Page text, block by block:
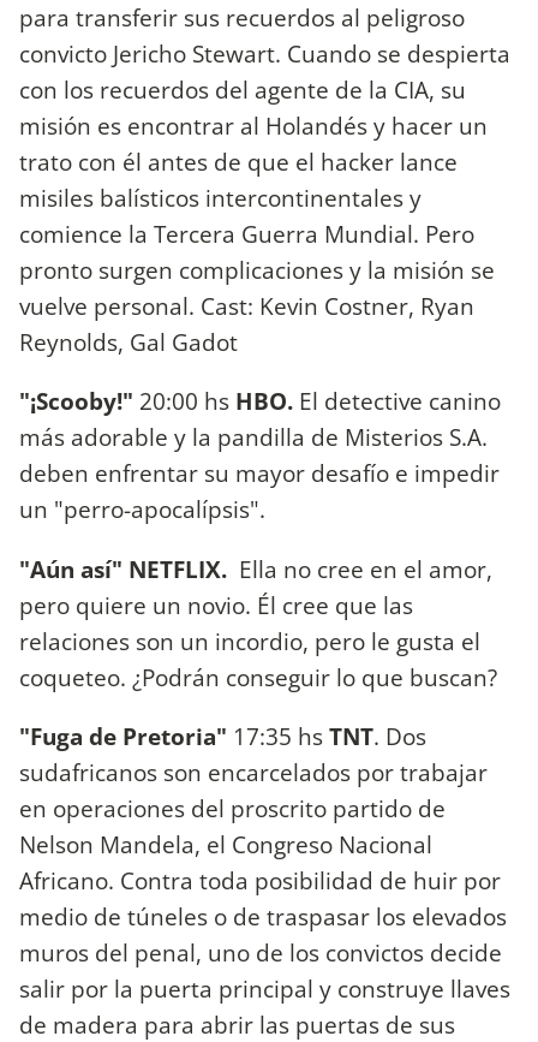
para transferir sus recuerdos al peligroso
convicto Jericho Stewart. Cuando se despierta
con los recuerdos del agente de la CIA, su
misión es encontrar al Holandés y hacer un
trato con él antes de que el hacker lance
misiles balísticos intercontinentales y
comience la Tercera Guerra Mundial. Pero
pronto surgen complicaciones y la misión se
vuelve personal. Cast: Kevin Costner, Ryan
Reynolds, Gal Gadot
"¡Scooby!" 20:00 hs HBO. El detective canino
más adorable y la pandilla de Misterios S.A.
deben enfrentar su mayor desafío e impedir
un "perro-apocalípsis".
"Aún así" NETFLIX. Ella no cree en el amor,
pero quiere un novio. Él cree que las
relaciones son un incordio, pero le gusta el
coqueteo. ¿Podrán conseguir lo que buscan?
"Fuga de Pretoria" 17:35 hsTNT. Dos
sudafricanos son encarcelados por trabajar
en operaciones del proscrito partido de
Nelson Mandela, el Congreso Nacional
Africano. Contra toda posibilidad de huir por
medio de túneles o de traspasar los elevados
muros del penal, uno de los convictos decide
salir por la puerta principal y construye llaves
de madera para abrir las puertas de sus